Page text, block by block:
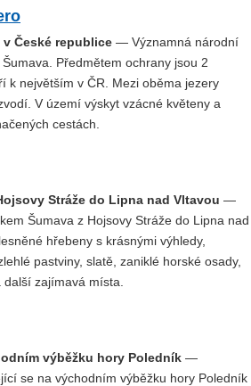
České republice — Významná národní
Předmětem ochrany jsou 2
k největším v ČR. Mezi oběma jezery
V území výskyt vzácné květeny a
cestách.
Stráže do Lipna nad Vltavou —
Šumava z Hojsovy Stráže do Lipna nad
hřebeny s krásnými výhledy,
pastviny, slatě, zaniklé horské osady,
zajímavá místa.
výběžku hory Poledník —
se na východním výběžku hory Poledník